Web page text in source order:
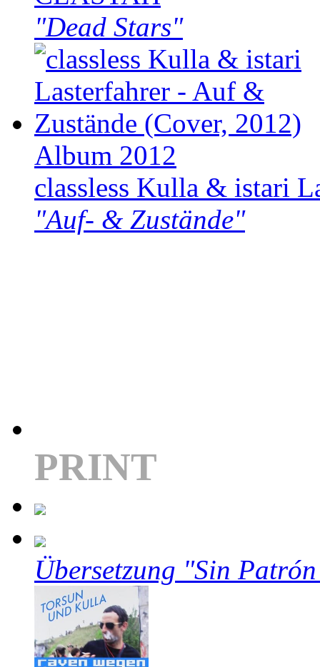
"Dead Stars"
Album 2012
classless Kulla & istari
"Auf- & Zustände"
PRINT
Übersetzung "Sin